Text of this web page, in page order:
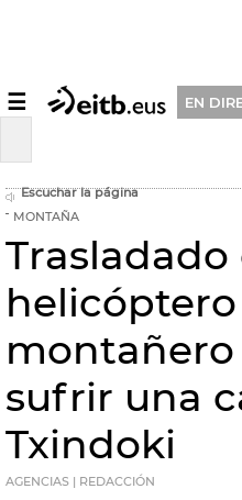
☰ EN
Escuchar la página
MONTAÑA
Trasladado
sufrir una
Txindoki
AGENCIAS | REDACCIÓN